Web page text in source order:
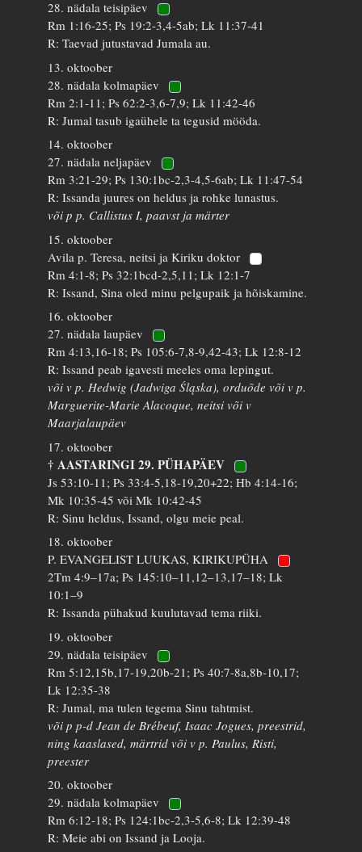
28. nädala teisipäev
Rm 1:16-25; Ps 19:2-3,4-5ab; Lk 11:37-41
R: Taevad jutustavad Jumala au.
13. oktoober
28. nädala kolmapäev
Rm 2:1-11; Ps 62:2-3,6-7,9; Lk 11:42-46
R: Jumal tasub igaühele ta tegusid mööda.
14. oktoober
27. nädala neljapäev
Rm 3:21-29; Ps 130:1bc-2,3-4,5-6ab; Lk 11:47-54
R: Issanda juures on heldus ja rohke lunastus.
või p p. Callistus I, paavst ja märter
15. oktoober
Avila p. Teresa, neitsi ja Kiriku doktor
Rm 4:1-8; Ps 32:1bcd-2,5,11; Lk 12:1-7
R: Issand, Sina oled minu pelgupaik ja hõiskamine.
16. oktoober
27. nädala laupäev
Rm 4:13,16-18; Ps 105:6-7,8-9,42-43; Lk 12:8-12
R: Issand peab igavesti meeles oma lepingut.
või v p. Hedwig (Jadwiga Śląska), orduõde või v p.
Marguerite-Marie Alacoque, neitsi või v
Maarjalaupäev
17. oktoober
† AASTARINGI 29. PÜHAPÄEV
Js 53:10-11; Ps 33:4-5,18-19,20+22; Hb 4:14-16;
Mk 10:35-45 või Mk 10:42-45
R: Sinu heldus, Issand, olgu meie peal.
18. oktoober
P. EVANGELIST LUUKAS, KIRIKUPÜHA
2Tm 4:9–17a; Ps 145:10–11,12–13,17–18; Lk
10:1–9
R: Issanda pühakud kuulutavad tema riiki.
19. oktoober
29. nädala teisipäev
Rm 5:12,15b,17-19,20b-21; Ps 40:7-8a,8b-10,17;
Lk 12:35-38
R: Jumal, ma tulen tegema Sinu tahtmist.
või p p-d Jean de Brébeuf, Isaac Jogues, preestrid,
ning kaaslased, märtrid või v p. Paulus, Risti,
preester
20. oktoober
29. nädala kolmapäev
Rm 6:12-18; Ps 124:1bc-2,3-5,6-8; Lk 12:39-48
R: Meie abi on Issand ja Looja.